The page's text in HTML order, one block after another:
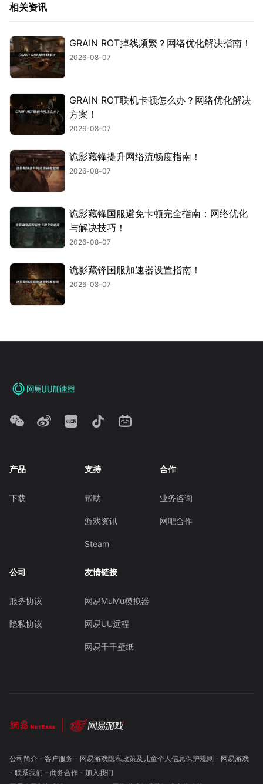
相关资讯
GRAIN ROT掉线频繁？网络优化解决指南！
2026-08-07
GRAIN ROT联机卡顿怎么办？网络优化解决
方案！
2026-08-07
诡影藏锋提升网络流畅度指南！
2026-08-07
诡影藏锋国服避免卡顿完全指南：网络优化
与解决技巧！
2026-08-07
诡影藏锋国服加速器设置指南！
2026-08-07
产品
下载
支持
帮助
游戏资讯
Steam
合作
业务咨询
网吧合作
公司
服务协议
隐私协议
友情链接
网易MuMu模拟器
网易UU远程
网易千千壁纸
公司简介- 客户服务 - 网易游戏隐私政策及儿童个人信息保护规则 - 网易游戏
- 联系我们 - 商务合作- 加入我们